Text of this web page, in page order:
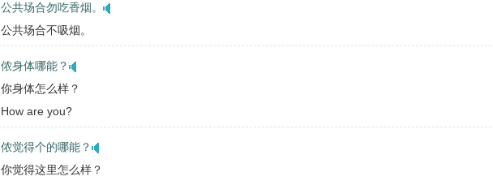
公共场合勿吃香烟。
公共场合不吸烟。
侬身体哪能？
你身体怎么样？
How are you?
侬觉得个的哪能？
你觉得这里怎么样？